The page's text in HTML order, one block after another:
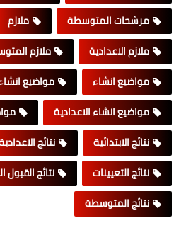
مرشحات المتوسطة
ملازم
ملازم الاعدادية
ملازم
مواضيع انشاء
مواضيع انشاء
مواضيع انشاء الاعدادية
نتائج الابتدائية
نتائج
نتائج التعيينات
نتائج
نتائج المتوسطة